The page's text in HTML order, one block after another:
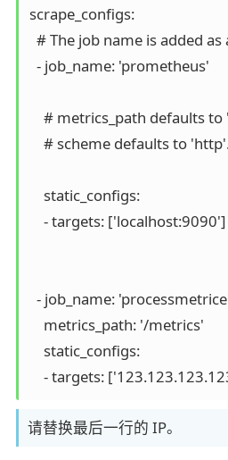
scrape_configs:
# The job name is added
  - job_name: 'prometheus'
# metrics_path defaults to
# scheme defaults to
    static_configs:
    - targets: ['localhost:9090']
- job_name:
    metrics_path: '/metrics'
    static_configs:
- targets:
请替换最后一行的 IP。